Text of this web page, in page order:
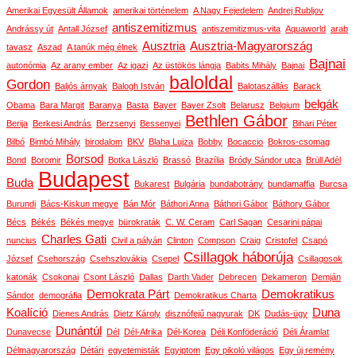
Amerikai Egyesült Államok amerikai történelem A Nagy Fejedelem Andrej Rubljov
Andrássy út Antall József antiszemitizmus antiszemitizmus-vita Aquaworld arab
tavasz Aszad A tanúk még élnek Ausztria Ausztria-Magyarország
autonómia Az arany ember Az igazi Az üstökös lángja Babits Mihály Bajnai Bajnai
Gordon Baljós árnyak Balogh István baloldal Balotaszállás Barack
Obama Bara Margit Baranya Basta Bayer Bayer Zsolt Belarusz Belgium belgák
Berija Berkesi András Berzsenyi Bessenyei Bethlen Gábor Bihari Péter
Bilbó Bimbó Mihály birodalom BKV Blaha Lujza Bobby Bocaccio Bokros-csomag
Bond Boromir Borsod Botka László Brassó Brazília Bródy Sándor utca Brüll Adél
Buda Budapest Bukarest Bulgária bundabotrány bundamaffia Burcsa
Burundi Bács-Kiskun megye Bán Mór Báthori Anna Báthori Gábor Báthory Gábor
Bécs Békés Békés megye bürokraták C. W. Ceram Carl Sagan Cesarini pápai
nuncius Charles Gati Civil a pályán Clinton Compson Craig Cristofel Csapó
József Csehország Csehszlovákia Csepel Csillagok háborúja Csillagosok
katonák Csokonai Csont László Dallas Darth Vader Debrecen Dekameron Demján
Sándor demográfia Demokrata Párt Demokratikus Charta
Demokratikus
Koalíció Dienes András Dietz Károly disznófejű nagyurak DK Dudás-ügy Duna
Dunavecse Dunántúl Dél Dél-Afrika Dél-Korea Déli Konföderáció Déli Áramlat
Délmagyarország Détári egyetemisták Egyiptom Egy pikoló világos Egy új remény